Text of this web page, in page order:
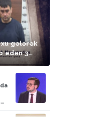
gələrək
edən 3